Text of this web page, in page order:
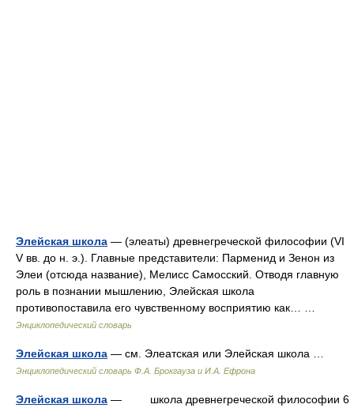
Элейская школа — (элеаты) древнегреческой философии (VI
V вв. до н. э.). Главные представители: Парменид и Зенон из
Элеи (отсюда название), Мелисс Самосский. Отводя главную
роль в познании мышлению, Элейская школа
противопоставила его чувственному восприятию как… …
Энциклопедический словарь
Элейская школа — см. Элеатская или Элейская школа …
Энциклопедический словарь Ф.А. Брокгауза и И.А. Ефрона
Элейская школа — школа древнегреческой философии 6